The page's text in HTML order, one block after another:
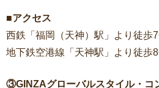
■アクセス
西鉄「福岡（天神）駅」より徒歩
地下鉄空港線「天神駅」より徒歩
③GINZAグローバルスタイル・コ